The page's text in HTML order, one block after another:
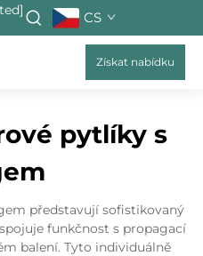
CS
Získat nabídku
pytlíky s
představují sofistikovaný
funkčnost s propagací
balení. Tyto individuálně